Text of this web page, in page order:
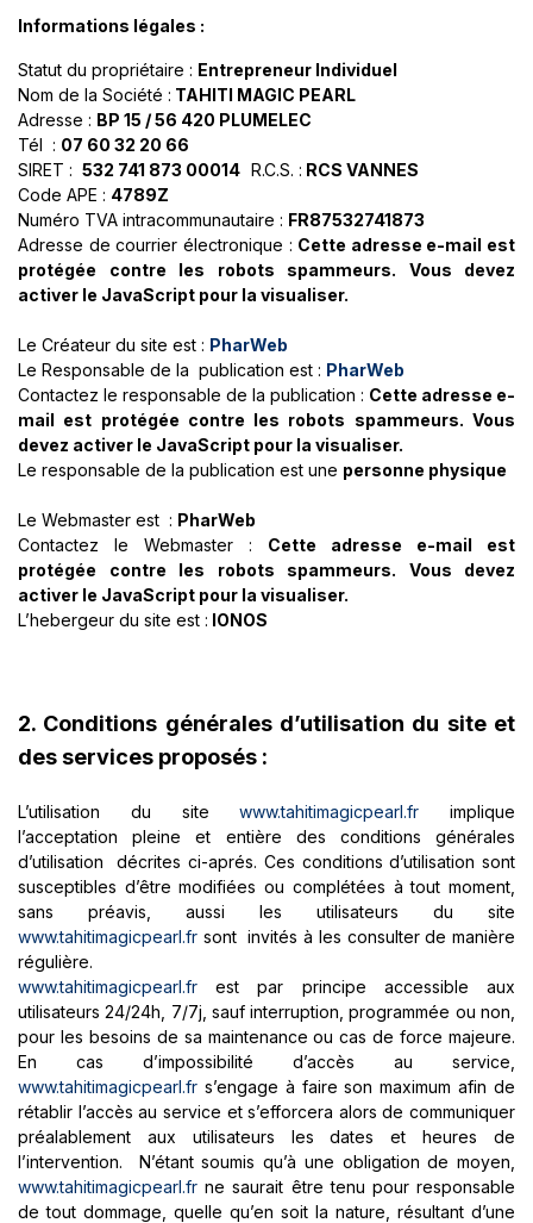
Informations légales :
Statut du propriétaire : Entrepreneur Individuel
Nom de la Société : TAHITI MAGIC PEARL
Adresse : BP 15 / 56 420 PLUMELEC
Tél : 07 60 32 20 66
SIRET : 532 741 873 00014 R.C.S. : RCS VANNES
Code APE : 4789Z
Numéro TVA intracommunautaire : FR87532741873
Adresse de courrier électronique : Cette adresse e-mail est
protégée contre les robots spammeurs. Vous devez
activer le JavaScript pour la visualiser.
Le Créateur du site est : PharWeb
Le Responsable de la publication est : PharWeb
Contactez le responsable de la publication : Cette adresse e-
mail est protégée contre les robots spammeurs. Vous
devez activer le JavaScript pour la visualiser.
Le responsable de la publication est une personne physique
Le Webmaster est : PharWeb
Contactez le Webmaster : Cette adresse e-mail est
protégée contre les robots spammeurs. Vous devez
activer le JavaScript pour la visualiser.
L’hebergeur du site est : IONOS
2. Conditions générales d’utilisation du site et
des services proposés :
L’utilisation du sitewww.tahitimagicpearl.fr implique
l’acceptation pleine et entière des conditions générales
d’utilisation décrites ci-aprés. Ces conditions d’utilisation sont
susceptibles d’être modifiées ou complétées à tout moment,
sans préavis, aussi les utilisateurs du site
www.tahitimagicpearl.fr sont invités à les consulter de manière
régulière.
www.tahitimagicpearl.fr est par principe accessible aux
utilisateurs 24/24h, 7/7j, sauf interruption, programmée ou non,
pour les besoins de sa maintenance ou cas de force majeure.
En cas d’impossibilité d’accès au service,
www.tahitimagicpearl.fr s’engage à faire son maximum afin de
rétablir l’accès au service et s’efforcera alors de communiquer
préalablement aux utilisateurs les dates et heures de
l’intervention. N’étant soumis qu’à une obligation de moyen,
www.tahitimagicpearl.fr ne saurait être tenu pour responsable
de tout dommage, quelle qu’en soit la nature, résultant d’une